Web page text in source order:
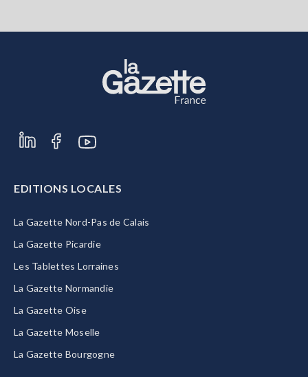
EDITIONS LOCALES
La Gazette Nord-Pas de Calais
La Gazette Picardie
Les Tablettes Lorraines
La Gazette Normandie
La Gazette Oise
La Gazette Moselle
La Gazette Bourgogne